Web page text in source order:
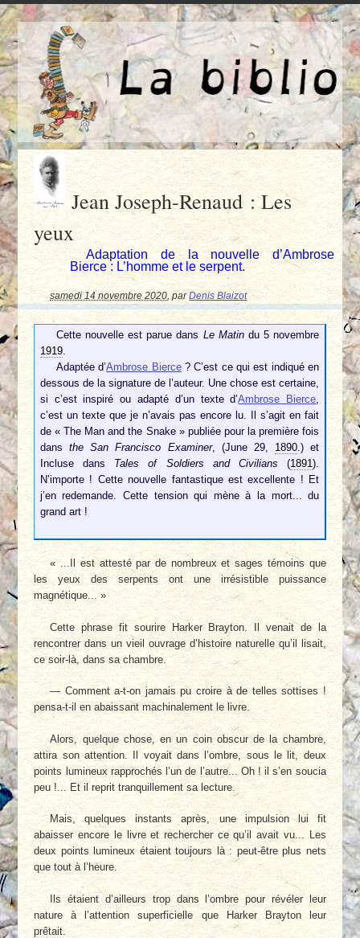
Jean Joseph-Renaud : Les
yeux
Adaptation de la nouvelle d’Ambrose
Bierce : L’homme et le serpent.
samedi 14 novembre 2020 ,parDenis Blaizot
Cette nouvelle est parue dans Le Matindu 5 novembre
1919.
Adaptée d’Ambrose Bierce? C’est ce qui est indiqué en
dessous de la signature de l’auteur. Une chose est certaine,
si c’est inspiré ou adapté d’un texte d’Ambrose Bierce,
c’est un texte que je n’avais pas encore lu. Il s’agit en fait
de « The Man and the Snake » publiée pour la première fois
dansthe San Francisco Examiner, (June 29, 1890.) et
Incluse dans Tales of Soldiers and Civilians (1891).
N’importe ! Cette nouvelle fantastique est excellente ! Et
j’en redemande. Cette tension qui mène à la mort... du
grand art !
« ...Il est attesté par de nombreux et sages témoins que
les yeux des serpents ont une irrésistible puissance
magnétique... »
Cette phrase fit sourire Harker Brayton. Il venait de la
rencontrer dans un vieil ouvrage d’histoire naturelle qu’il lisait,
ce soir-là, dans sa chambre.
— Comment a-t-on jamais pu croire à de telles sottises !
pensa-t-il en abaissant machinalement le livre.
Alors, quelque chose, en un coin obscur de la chambre,
attira son attention. Il voyait dans l’ombre, sous le lit, deux
points lumineux rapprochés l’un de l’autre... Oh ! il s’en soucia
peu !... Et il reprit tranquillement sa lecture.
Mais, quelques instants après, une impulsion lui fit
abaisser encore le livre et rechercher ce qu’il avait vu... Les
deux points lumineux étaient toujours là : peut-être plus nets
que tout à l’heure.
Ils étaient d’ailleurs trop dans l’ombre pour révéler leur
nature à l’attention superficielle que Harker Brayton leur
prêtait.